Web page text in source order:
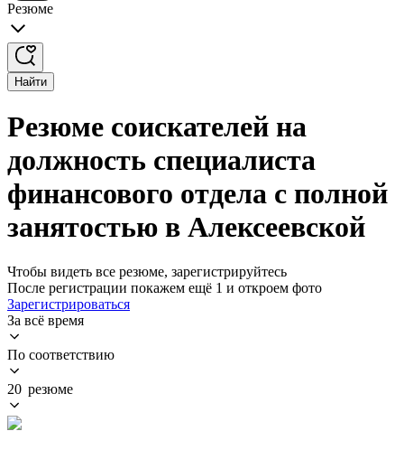
Резюме
Найти
Резюме соискателей на
должность специалиста
финансового отдела с полной
занятостью в Алексеевской
Чтобы видеть все резюме, зарегистрируйтесь
После регистрации покажем ещё 1 и откроем фото
Зарегистрироваться
За всё время
По соответствию
20 резюме